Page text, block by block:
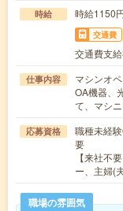
時給 時給1150
交通費
交通費支給
仕事内容
マシンオ
OA機器、
て、マシ
応募資格
職種未経
要
【来社不
ー、主婦(
職場の雰囲気